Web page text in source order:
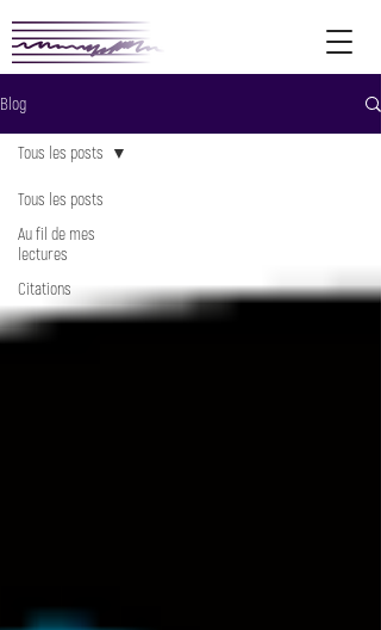
Blog
Tous les posts
Au fil de mes
lectures
Citations
Tous les posts